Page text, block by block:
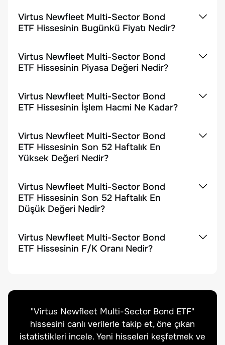
Virtus Newfleet Multi-Sector Bond
ETF Hissesinin Bugünkü Fiyatı Nedir?
Virtus Newfleet Multi-Sector Bond
ETF Hissesinin Piyasa Değeri Nedir?
Virtus Newfleet Multi-Sector Bond
ETF Hissesinin İşlem Hacmi Ne Kadar?
Virtus Newfleet Multi-Sector Bond
ETF Hissesinin Son 52 Haftalık En
Yüksek Değeri Nedir?
Virtus Newfleet Multi-Sector Bond
ETF Hissesinin Son 52 Haftalık En
Düşük Değeri Nedir?
Virtus Newfleet Multi-Sector Bond
ETF Hissesinin F/K Oranı Nedir?
"Virtus Newfleet Multi-Sector Bond ETF"
hissesini canlı verilerle takip et, öne çıkan
istatistikleri incele. Yeni hisseleri keşfetmek ve